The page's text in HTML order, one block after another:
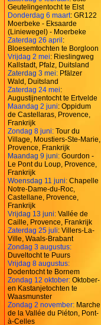
Geutelingentocht te Elst
Donderdag 6 maart: GR122
Moerbeke - Eksaarde
(Liniewegel) - Moerbeke
Zaterdag 26 april:
Bloesemtochten te Borgloon
Vrijdag 2 mei: Rieslingweg
Kallstadt, Pfalz, Duitsland
Zaterdag 3 mei: Pfälzer
Wald, Duitsland
Zaterdag 24 mei:
Augustijnentocht te Ertvelde
Maandag 2 juni: Oppidum
de Castellaras, Provence,
Frankrijk
Zondag 8 juni: Tour du
Village, Moustiers-Ste-Marie,
Provence, Frankrijk
Maandag 9 juni: Gourdon -
Le Pont du Loup, Provence,
Frankrijk
Woensdag 11 juni: Chapelle
Notre-Dame-du-Roc,
Castellane, Provence,
Frankrijk
Vrijdag 13 juni: Vallée de
Caille, Provence, Frankrijk
Zaterdag 25 juli: Villers-La-
Ville, Waals-Brabant
Zondag 3 augustus:
Duveltocht te Puurs
Vrijdag 8 augustus:
Dodentocht te Bornem
Zondag 12 oktober: Oktober-
en Kastanjetochten te
Waasmunster
Zondag 2 november: Marche
de la Vallée du Piéton, Pont-
à-Celles